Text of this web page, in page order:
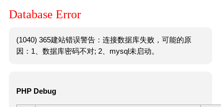
Database Error
(1040) 365建站错误警告：连接数据库失败，可能的原
因：1、数据库密码不对; 2、mysql未启动。
PHP Debug